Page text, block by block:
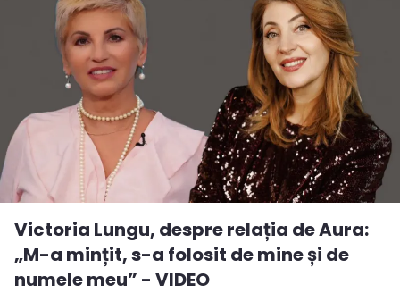
Victoria Lungu, despre relația de Aura:
„M-a mințit, s-a folosit de mine și de
numele meu” - VIDEO